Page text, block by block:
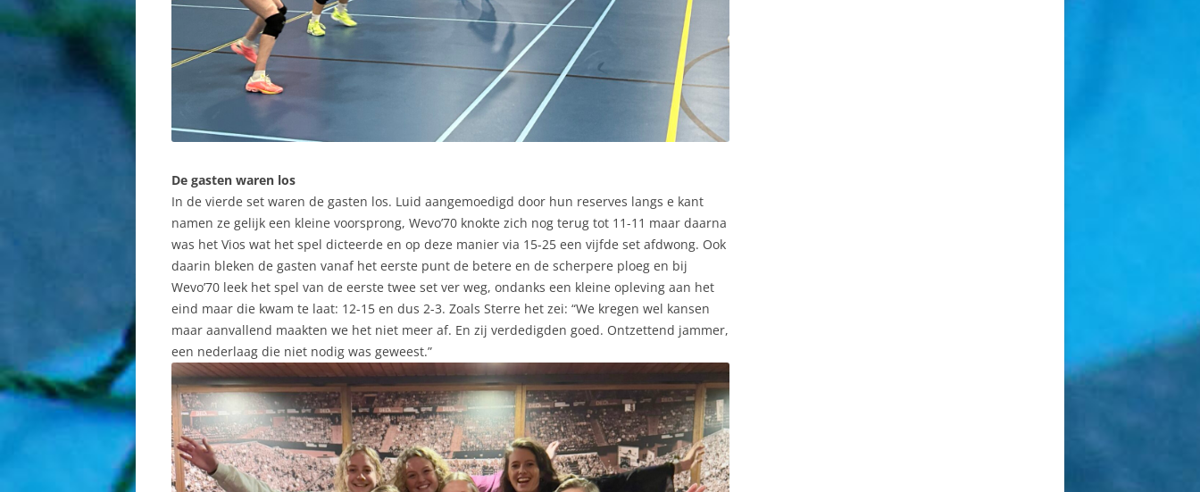
De gasten waren los
In de vierde set waren de gasten los. Luid aangemoedigd door hun reserves langs e kant
namen ze gelijk een kleine voorsprong, Wevo’70 knokte zich nog terug tot 11-11 maar daarna
was het Vios wat het spel dicteerde en op deze manier via 15-25 een vijfde set afdwong. Ook
daarin bleken de gasten vanaf het eerste punt de betere en de scherpere ploeg en bij
Wevo’70 leek het spel van de eerste twee set ver weg, ondanks een kleine opleving aan het
eind maar die kwam te laat: 12-15 en dus 2-3. Zoals Sterre het zei: “We kregen wel kansen
maar aanvallend maakten we het niet meer af. En zij verdedigden goed. Ontzettend jammer,
een nederlaag die niet nodig was geweest.”